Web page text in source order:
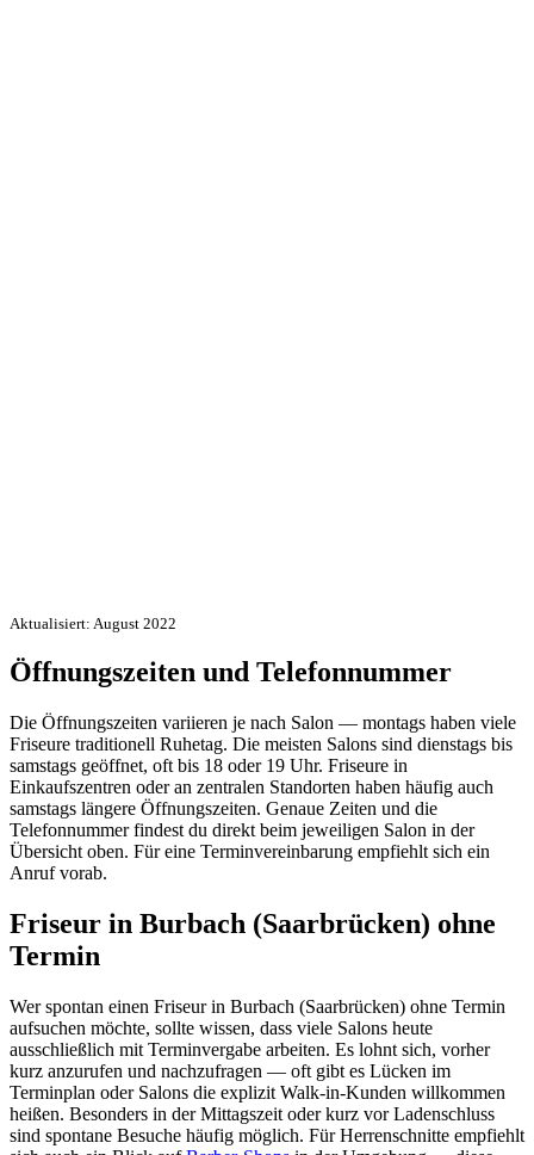
Aktualisiert: August 2022
Öffnungszeiten und Telefonnummer
Die Öffnungszeiten variieren je nach Salon — montags haben viele
Friseure traditionell Ruhetag. Die meisten Salons sind dienstags bis
samstags geöffnet, oft bis 18 oder 19 Uhr. Friseure in
Einkaufszentren oder an zentralen Standorten haben häufig auch
samstags längere Öffnungszeiten. Genaue Zeiten und die
Telefonnummer findest du direkt beim jeweiligen Salon in der
Übersicht oben. Für eine Terminvereinbarung empfiehlt sich ein
Anruf vorab.
Friseur in Burbach (Saarbrücken) ohne
Termin
Wer spontan einen Friseur in Burbach (Saarbrücken) ohne Termin
aufsuchen möchte, sollte wissen, dass viele Salons heute
ausschließlich mit Terminvergabe arbeiten. Es lohnt sich, vorher
kurz anzurufen und nachzufragen — oft gibt es Lücken im
Terminplan oder Salons die explizit Walk-in-Kunden willkommen
heißen. Besonders in der Mittagszeit oder kurz vor Ladenschluss
sind spontane Besuche häufig möglich. Für Herrenschnitte empfiehlt